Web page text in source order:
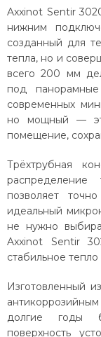
Axxinot Sentir
нижним
созданный для
тепла, но и
всего 200 мм
под
современных
но мощный —
помещение,
Трёхтрубная
распределение
позволяет
идеальный
не нужно
Axxinot Sentir
стабильное
Изготовленный
долгие годы
поверхность